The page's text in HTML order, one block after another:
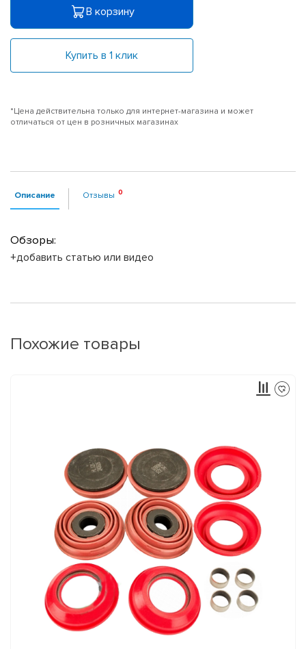
В корзину
Купить в 1 клик
*Цена действительна только для интернет-магазина и может
отличаться от цен в розничных магазинах
Описание Отзывы
Обзоры:
+добавить статью или видео
Похожие товары